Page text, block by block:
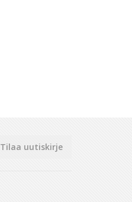
Tilaa uutiskirje